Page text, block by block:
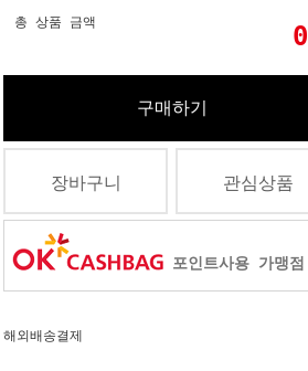
총 상품 금액 0
구매하기
장바구니 관심상품
포인트사용 가맹점
해외배송결제